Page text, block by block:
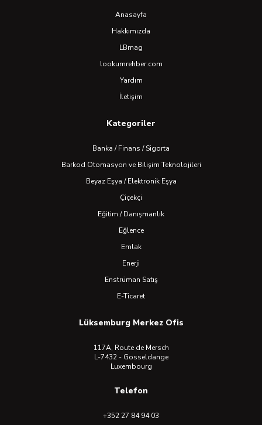
Anasayfa
Hakkımızda
LBmag
lookumrehber.com
Yardım
İletişim
Kategoriler
Banka / Finans / Sigorta
Barkod Otomasyon ve Bilişim Teknolojileri
Beyaz Eşya / Elektronik Eşya
Çiçekçi
Eğitim / Danışmanlık
Eğlence
Emlak
Enerji
Enstrüman Satış
E-Ticaret
Lüksemburg Merkez Ofis
117A, Route de Mersch
L-7432 - Gosseldange
Luxembourg
Telefon
+352 27 84 94 03